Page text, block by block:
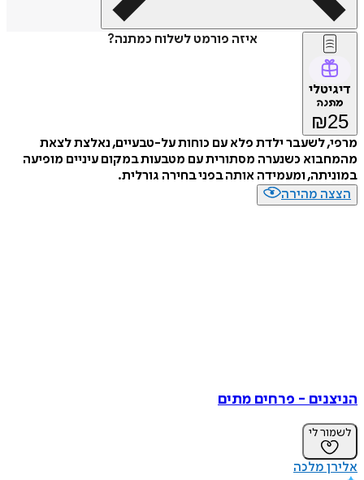
איזה פורמט לשלוח כמתנה?
דיגיטלי
מתנה
₪25
מרפי, לשעבר ילדת פלא עם כוחות על-טבעיים, נאלצת לצאת
מהמחבוא כשנערה מסתורית עם מטבעות במקום עיניים מופיעה
במוניתה, ומעמידה אותה בפני בחירה גורלית.
הצצה מהירה
הניצנים - פרחים מתים
לשמור לי
אלירן מלכה